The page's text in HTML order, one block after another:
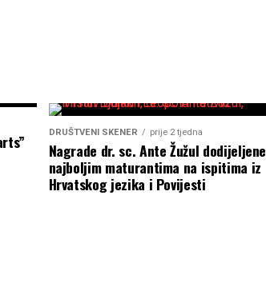
DRUŠTVENI SKENER prije 2 tjedna
Nagrade dr. sc. Ante Žužul dodijeljene
najboljim maturantima na ispitima iz
Hrvatskog jezika i Povijesti